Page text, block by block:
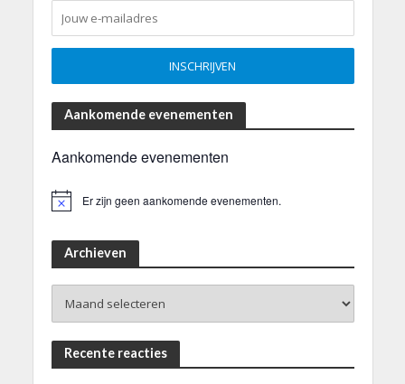
Aankomende evenementen
Aankomende evenementen
Er zijn geen aankomende evenementen.
Archieven
Recente reacties